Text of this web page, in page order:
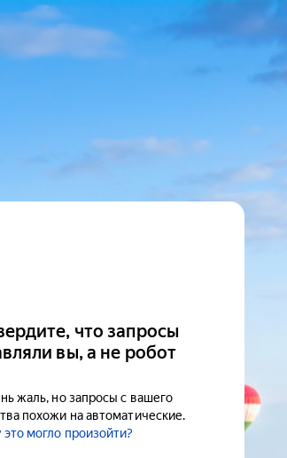
что запросы
вы, а не робот
жаль, но запросы с вашего
похожи на автоматические.
могло произойти?